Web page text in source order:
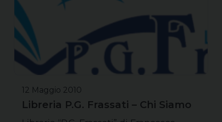
12 Maggio 2010
Libreria P.G. Frassati – Chi Siamo